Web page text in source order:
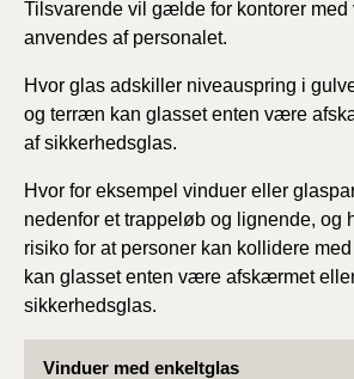
Tilsvarende vil gælde for kontorer
anvendes af personalet.
Hvor glas adskiller niveauspring i
og terræn kan glasset enten være
af sikkerhedsglas.
Hvor for eksempel vinduer eller
nedenfor et trappeløb og lignende, og
risiko for at personer kan kollidere
kan glasset enten være afskærmet
sikkerhedsglas.
Vinduer med enkeltglas